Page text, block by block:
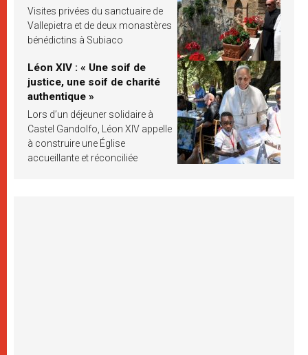
Visites privées du sanctuaire de
Vallepietra et de deux monastères
bénédictins à Subiaco
Léon XIV : « Une soif de
justice, une soif de charité
authentique »
Lors d’un déjeuner solidaire à
Castel Gandolfo, Léon XIV appelle
à construire une Église
accueillante et réconciliée